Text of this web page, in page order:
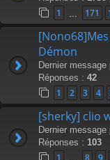
1 171
Démon
Dernier message
Réponses : 42
1 2 3 4
[sherky] clio
Dernier message
Réponses : 103